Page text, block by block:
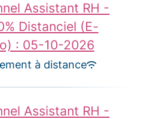
Assistant RH -
Distanciel (E-
: 05-10-2026
à distance
Assistant RH -